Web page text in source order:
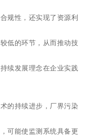
规性，还实现了资源利
低的环节，从而推动技
续发展理念在企业实践
的持续进步，厂界污染
可能使监测系统具备更